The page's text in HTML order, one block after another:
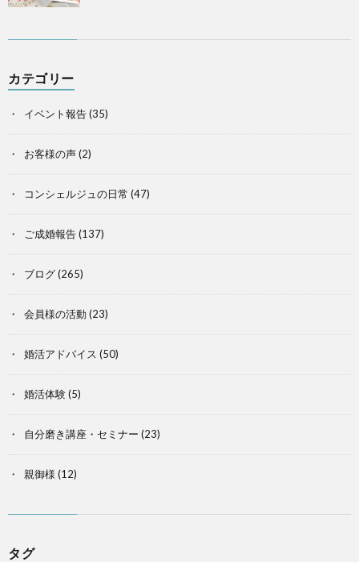
カテゴリー
イベント報告(35)
お客様の声(2)
コンシェルジュの日常 (47)
ご成婚報告(137)
ブログ(265)
会員様の活動(23)
婚活アドバイス (50)
婚活体験(5)
自分磨き講座・セミナー (23)
親御様 (12)
タグ